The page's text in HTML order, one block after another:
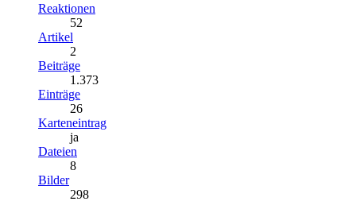
Reaktionen
52
Artikel
2
Beiträge
1.373
Einträge
26
Karteneintrag
ja
Dateien
8
Bilder
298